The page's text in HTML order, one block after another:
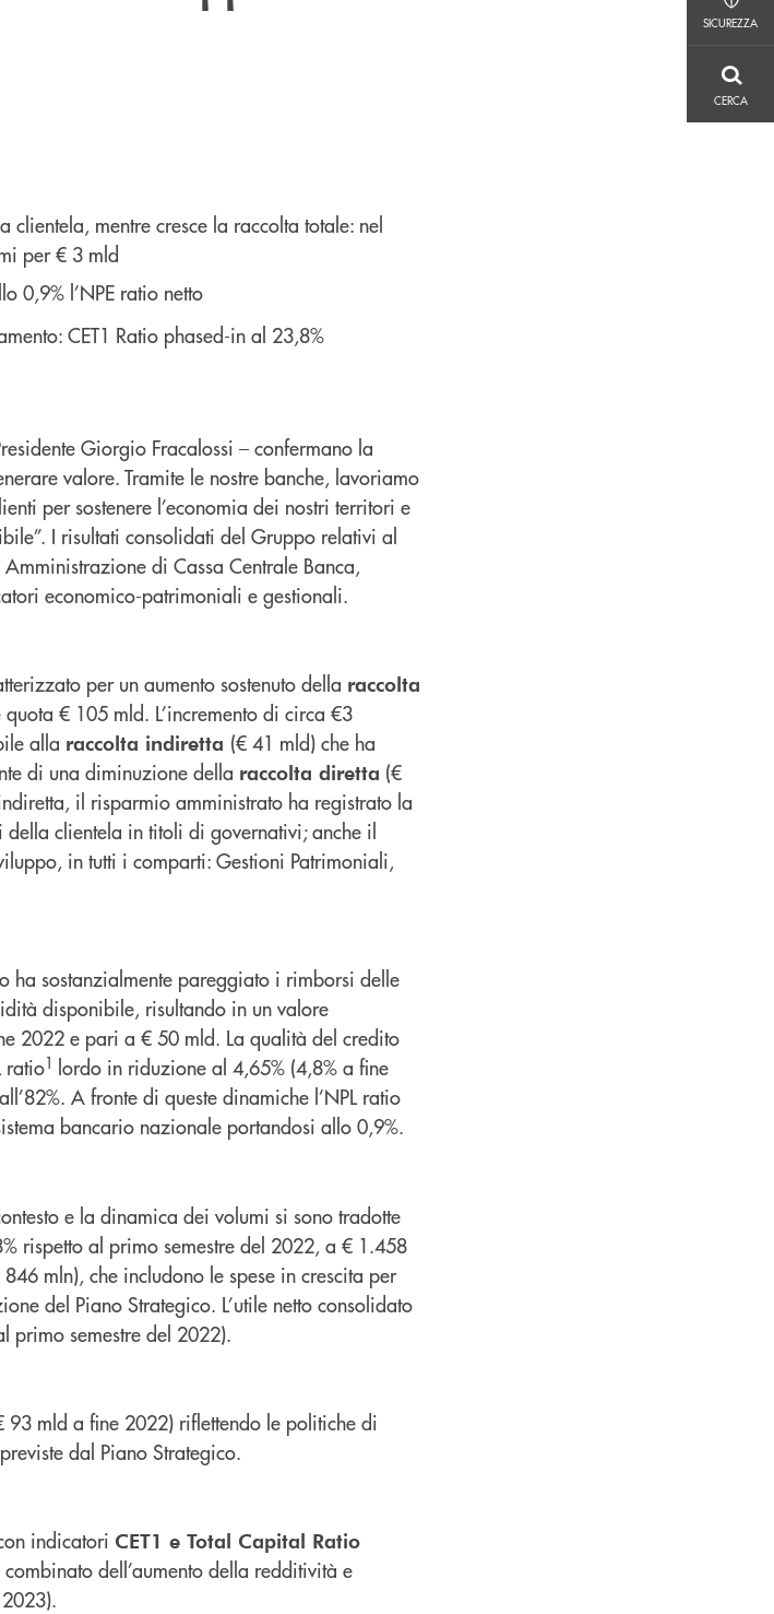
SICUREZZA
CERCA
mentre cresce la raccolta totale: nel
per € 3 mld
0,9% l’NPE ratio netto
CET1 Ratio phased-in al 23,8%
Giorgio Fracalossi – confermano la
valore. Tramite le nostre banche, lavoriamo
per sostenere l’economia dei nostri territori e
I risultati consolidati del Gruppo relativi al
di Cassa Centrale Banca,
economico-patrimoniali e gestionali.
per un aumento sostenuto della raccolta
€ 105 mld. L’incremento di circa €3
alla raccolta indiretta (€ 41 mld) che ha
di una diminuzione della raccolta diretta (€
il risparmio amministrato ha registrato la
clientela in titoli di governativi; anche il
in tutti i comparti: Gestioni Patrimoniali,
ha sostanzialmente pareggiato i rimborsi delle
disponibile, risultando in un valore
2022 e pari a € 50 mld. La qualità del credito
ratio1 lordo in riduzione al 4,65% (4,8% a fine
A fronte di queste dinamiche l’NPL ratio
bancario nazionale portandosi allo 0,9%.
e la dinamica dei volumi si sono tradotte
rispetto al primo semestre del 2022, a € 1.458
mln), che includono le spese in crescita per
del Piano Strategico. L’utile netto consolidato
primo semestre del 2022).
mld a fine 2022) riflettendo le politiche di
dal Piano Strategico.
indicatori CET1 e Total Capital Ratio
dell’aumento della redditività e